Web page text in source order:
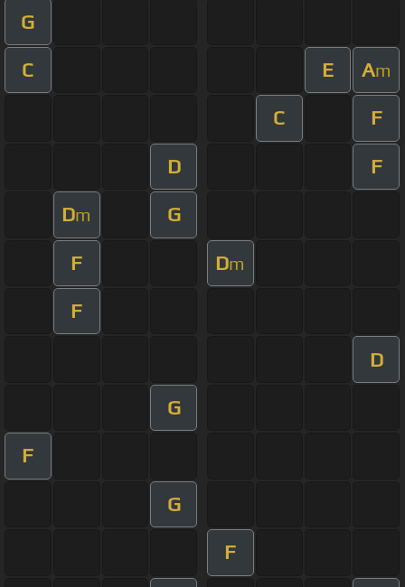
G
C E Am
C F
D F
Dm G
F Dm
F
D
G
F
G
F